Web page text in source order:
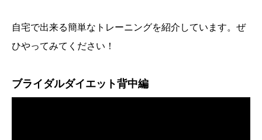
自宅で出来る簡単なトレーニングを紹介しています。ぜ
ひやってみてください！
ブライダルダイエット背中編